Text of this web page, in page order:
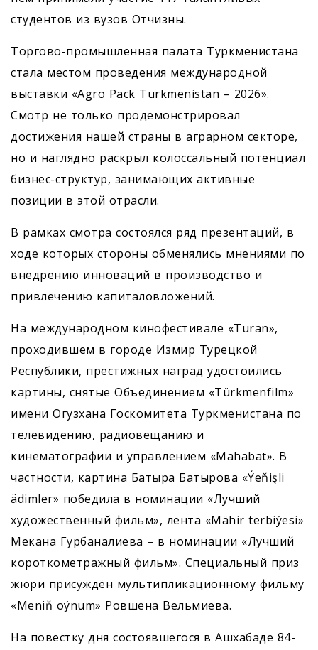
студентов из вузов Отчизны.
Торгово-промышленная палата Туркменистана
стала местом проведения международной
выставки «Agro Pack Turkmenistan – 2026».
Смотр не только продемонстрировал
достижения нашей страны в аграрном секторе,
но и наглядно раскрыл колоссальный потенциал
бизнес-структур, занимающих активные
позиции в этой отрасли.
В рамках смотра состоялся ряд презентаций, в
ходе которых стороны обменялись мнениями по
внедрению инноваций в производство и
привлечению капиталовложений.
На международном кинофестивале «Turan»,
проходившем в городе Измир Турецкой
Республики, престижных наград удостоились
картины, снятые Объединением «Türkmenfilm»
имени Огузхана Госкомитета Туркменистана по
телевидению, радиовещанию и
кинематографии и управлением «Mahabat». В
частности, картина Батыра Батырова «Ýeňişli
ädimler» победила в номинации «Лучший
художественный фильм», лента «Mähir terbiýesi»
Мекана Гурбаналиева – в номинации «Лучший
короткометражный фильм». Специальный приз
жюри присуждён мультипликационному фильму
«Meniň oýnum» Ровшена Вельмиева.
На повестку дня состоявшегося в Ашхабаде 84-